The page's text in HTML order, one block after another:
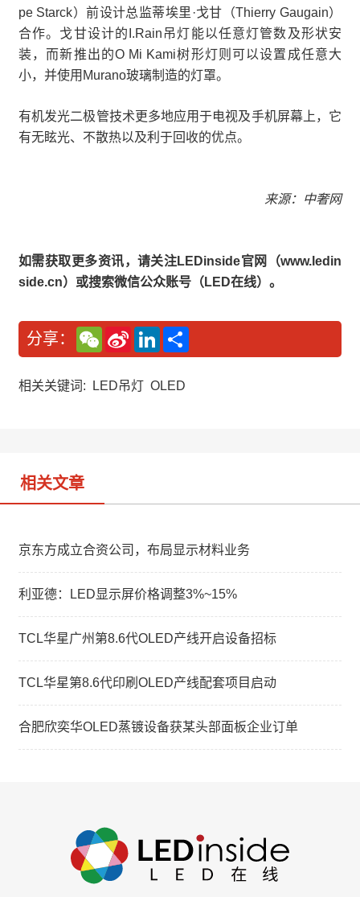
pe Starck）前设计总监蒂埃里·戈甘（Thierry Gaugain）
合作。戈甘设计的I.Rain吊灯能以任意灯管数及形状安
装，而新推出的O Mi Kami树形灯则可以设置成任意大
小，并使用Murano玻璃制造的灯罩。
有机发光二极管技术更多地应用于电视及手机屏幕上，它
有无眩光、不散热以及利于回收的优点。
来源：中奢网
如需获取更多资讯，请关注LEDinside官网（www.ledin
side.cn）或搜索微信公众账号（LED在线）。
分享：
W
e
C
a
S
n
W
L
n
e
相关关键词: LED吊灯 OLED
相关文章
京东方成立合资公司，布局显示材料业务
利亚德：LED显示屏价格调整3%~15%
TCL华星广州第8.6代OLED产线开启设备招标
TCL华星第8.6代印刷OLED产线配套项目启动
合肥欣奕华OLED蒸镀设备获某头部面板企业订单